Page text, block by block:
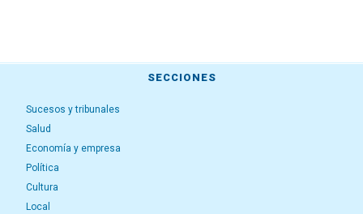
SECCIONES
Sucesos y tribunales
Salud
Economía y empresa
Política
Cultura
Local